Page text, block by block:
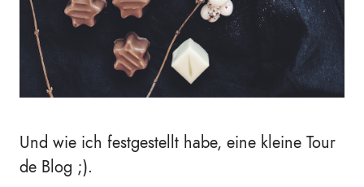
Und wie ich festgestellt habe, eine kleine Tour
de Blog ;).